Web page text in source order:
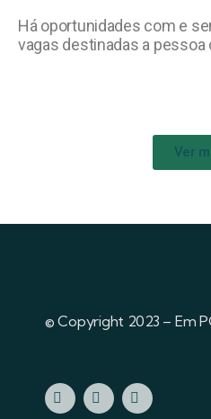
Há oportunidades com e
vagas destinadas a
Ver
© Copyright 2023 – Em